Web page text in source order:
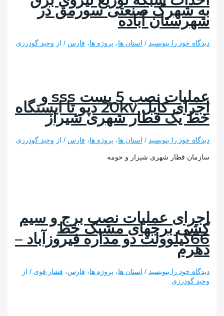
صنعتی سورمق در
آباده
خود را بنویسید / استان ها،پروژه ها،فارس/ از وحید گودرزی
عملیات نصب 5 پست sss و
اجرای کابل 20kv دپو تا ایستگاه
قطار شهری شیراز
خود را بنویسید / استان ها،پروژه ها،فارس/ از وحید گودرزی
قطار شهری شیراز و حومه
عملیات نصب برج و سیم
برجهای مشبک خط
66کیلوولت دو مداره فیروزآباد –
خود را بنویسید / استان ها،پروژه ها،فارس، فشار قوی/ از